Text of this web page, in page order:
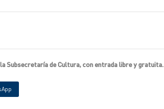
Subsecretaría de Cultura, con entrada libre y gratuita.